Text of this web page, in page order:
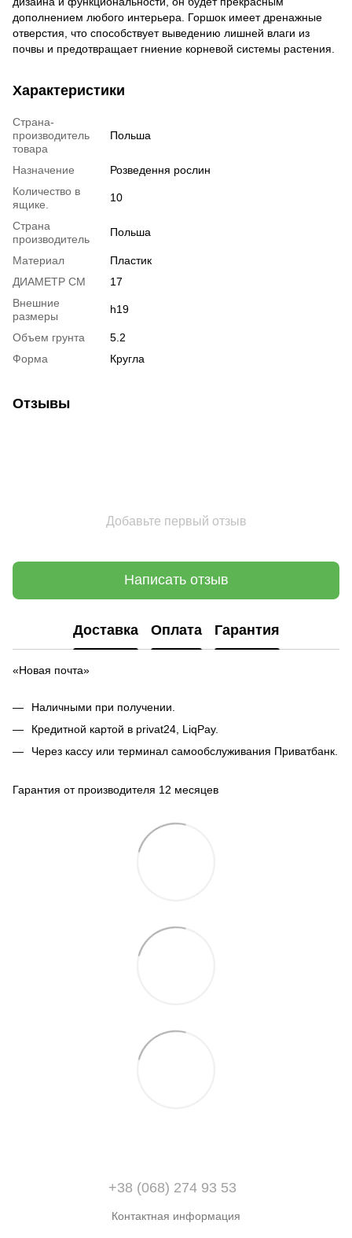
дополнением любого интерьера. Горшок имеет дренажные
отверстия, что способствует выведению лишней влаги из
почвы и предотвращает гниение корневой системы растения.
Характеристики
Страна-
производитель
товара
Польша
Назначение
Розведення рослин
Количество в
ящике.
10
Страна
производитель
Польша
Материал
Пластик
ДИАМЕТР СМ
17
Внешние
размеры
h19
Объем грунта
5.2
Форма
Кругла
Отзывы
Добавьте первый отзыв
Написать отзыв
Доставка Оплата Гарантия
«Новая почта»
Наличными при получении.
Кредитной картой в privat24, LiqPay.
Через кассу или терминал самообслуживания Приватбанк.
Гарантия от производителя 12 месяцев
+38 (068) 274 93 53
Контактная информация